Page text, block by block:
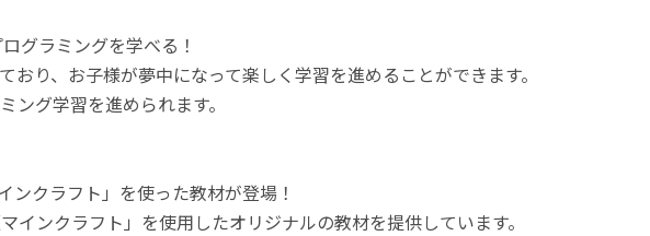
グラミングを学べる！
り、お子様が夢中になって楽しく学習を進めることができます。
ング学習を進められます。
クラフト」を使った教材が登場！
ンクラフト」を使用したオリジナルの教材を提供しています。